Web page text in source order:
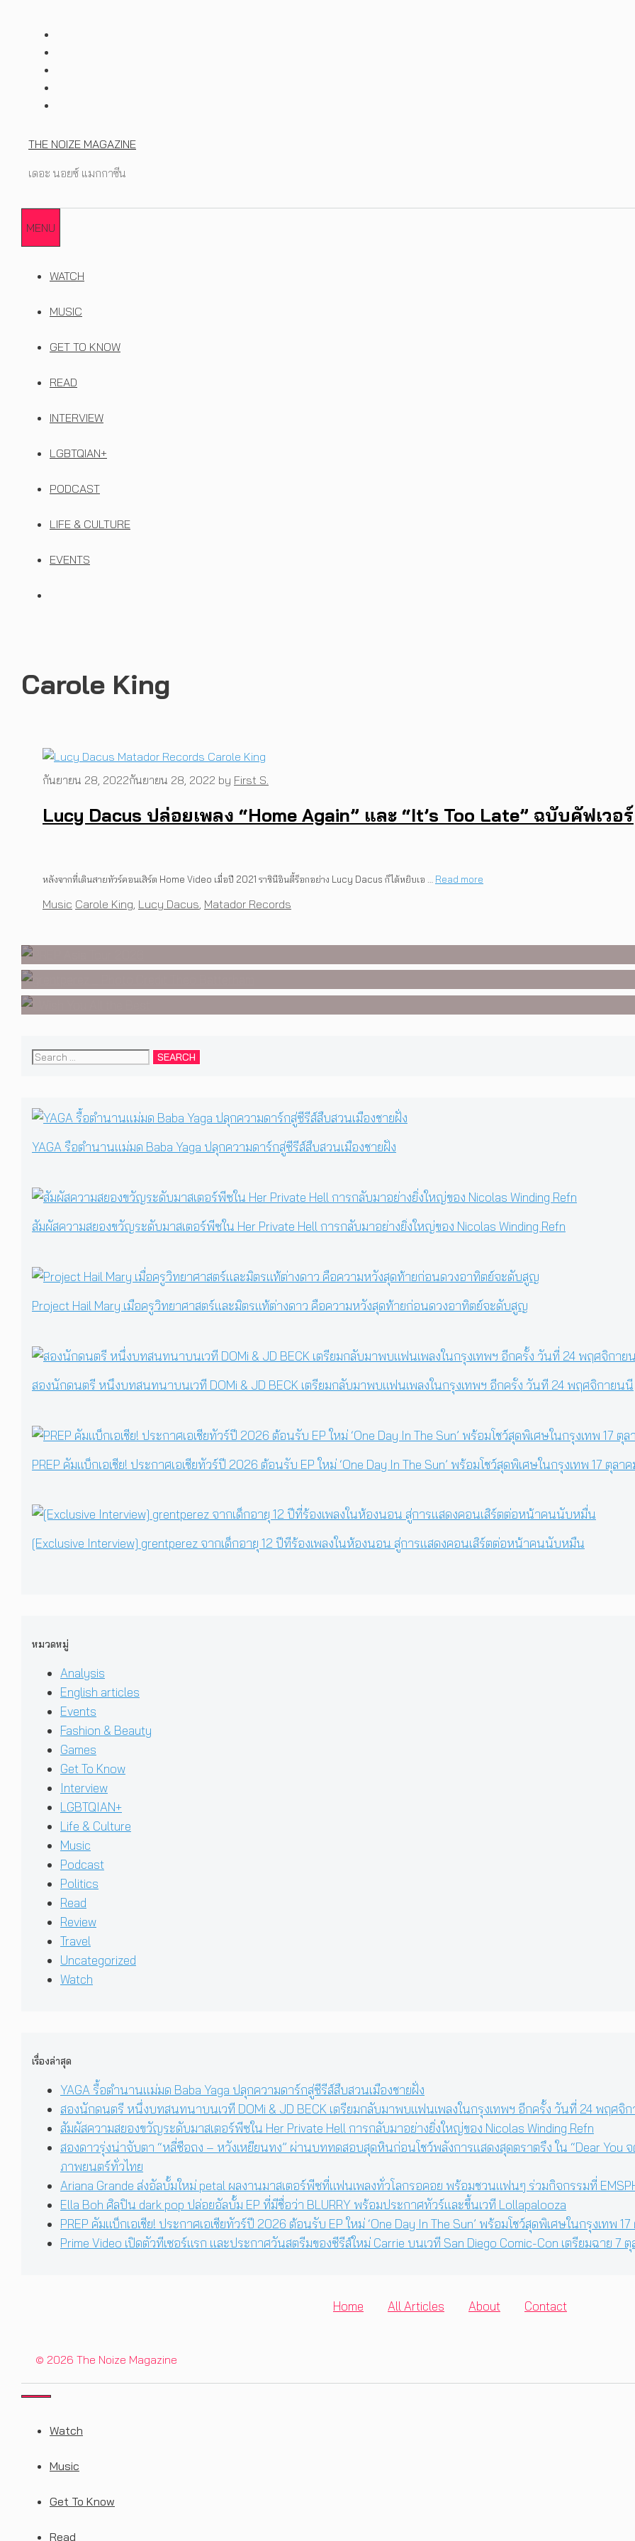
THE NOIZE MAGAZINE
เดอะ นอยซ์ แมกกาซีน
MENU
WATCH
MUSIC
GET TO KNOW
READ
INTERVIEW
LGBTQIAN+
PODCAST
LIFE & CULTURE
EVENTS
Carole King
Lucy Dacus ปล่อยเพลง “Home Again” และ “It’s Too Late” ฉบับคัฟเวอร์
กันยายน 28, 2022กันยายน 28, 2022 by First S.
หลังจากที่เดินสายทัวร์คอนเสิร์ต Home Video เมื่อปี 2021 ราชินีอินดี้ร็อกอย่าง Lucy Dacus ก็ได้หยิบเอ … Read more
Categories
Music Tags
Carole King Lucy Dacus Matador Records
PREP คัมแบ็กเอเชีย! ประกาศเอเชียทัวร์ปี 2026 ต้อนรับ EP ใหม่ ‘One
พร้อมโชว์สุดพิเศษในกรุงเทพ 17 ตุลาคม 2026 นี้
[Exclusive Interview] grentperez จากเด็กอายุ 12 ปีที่ร้องเพลงในห้อ
งานการกำกับภาพยนตร์เรื่องแรกของ Tommy Dorfman
Search
YAGA รื้อตำนานแม่มด Baba Yaga ปลุกความดาร์กสู่ซีรีส์สืบสวนเมืองชายฝั่ง
สัมผัสความสยองขวัญระดับมาสเตอร์พีซใน Her Private Hell การกลับมาอย่างยิ่งใหญ่ของ Nicolas Winding Refn
Project Hail Mary เมื่อครูวิทยาศาสตร์และมิตรแท้ต่างดาว คือความหวังสุดท้ายก่อนดวงอาทิตย์จะดับสูญ
สองนักดนตรี หนึ่งบทสนทนาบนเวที DOMi & JD BECK เตรียมกลับมาพบแฟนเพลงในกรุงเทพฯ อีกครั้ง วันที่ 24 พฤศจิกายนนี้
PREP คัมแบ็กเอเชีย! ประกาศเอเชียทัวร์ปี 2026 ต้อนรับ EP ใหม่ ‘One Day In The Sun’ พร้อมโชว์สุดพิเศษในกรุงเทพ 17 ตุลา
[Exclusive Interview] grentperez จากเด็กอายุ 12 ปีที่ร้องเพลงในห้องนอน สู่การแสดงคอนเสิร์ตต่อหน้าคนนับหมื่น
หมวดหมู่
Analysis
English articles
Events
Fashion & Beauty
Games
Get To Know
Interview
LGBTQIAN+
Life & Culture
Music
Podcast
Politics
Read
Review
Travel
Uncategorized
Watch
เรื่องล่าสุด
YAGA รื้อตำนานแม่มด Baba Yaga ปลุกความดาร์กสู่ซีรีส์สืบสวนเมืองชายฝั่ง
สองนักดนตรี หนึ่งบทสนทนาบนเวที DOMi & JD BECK เตรียมกลับมาพบแฟนเพลงในกรุงเทพฯ อีกครั้ง วันที่ 24 พฤศจิ
สัมผัสความสยองขวัญระดับมาสเตอร์พีซใน Her Private Hell การกลับมาอย่างยิ่งใหญ่ของ Nicolas Winding Refn
สองดาวรุ่งน่าจับตา “หลี่ซือถง – หวังเหยียนทง” ผ่านบททดสอบสุดหินก่อนโชว์พลังการแสดงสุดตราตรึง ใน “Dear You
ภาพยนตร์ทั่วไทย
Ariana Grande ส่งอัลบั้มใหม่ petal ผลงานมาสเตอร์พีซที่แฟนเพลงทั่วโลกรอคอย พร้อมชวนแฟนๆ ร่วมกิจกรรมที่
Ella Boh ศิลปิน dark pop ปล่อยอัลบั้ม EP ที่มีชื่อว่า BLURRY พร้อมประกาศทัวร์และขึ้นเวที Lollapalooza
PREP คัมแบ็กเอเชีย! ประกาศเอเชียทัวร์ปี 2026 ต้อนรับ EP ใหม่ ‘One Day In The Sun’ พร้อมโชว์สุดพิเศษในกรุงเทพ
Prime Video เปิดตัวทีเซอร์แรก และประกาศวันสตรีมของซีรีส์ใหม่ Carrie บนเวที San Diego Comic-Con เตรียมฉาย 7
Home All Articles About Contact
© 2026 The Noize Magazine
CLOSE
Watch
Music
Get To Know
Read